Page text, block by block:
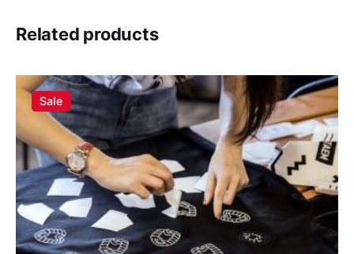
Email*
Сохранить моё имя, email и адрес сайта в этом
браузере для последующих моих комментариев.
Submit Review
Related products
Sale